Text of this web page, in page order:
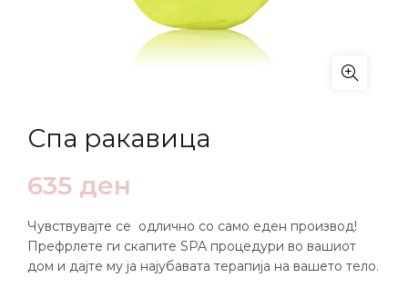
Спа ракавица
635 ден
Чувствувајте се одлично со само еден производ!
Префрлете ги скапите SPA процедури во вашиот
дом и дајте му ја најубавата терапија на вашето тело.